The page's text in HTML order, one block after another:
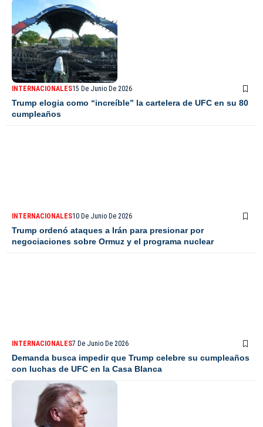
INTERNACIONALES15 De Junio De 2026
Trump elogia como “increíble” la cartelera de UFC en su 80
cumpleaños
INTERNACIONALES10 De Junio De 2026
Trump ordenó ataques a Irán para presionar por
negociaciones sobre Ormuz y el programa nuclear
INTERNACIONALES7 De Junio De 2026
Demanda busca impedir que Trump celebre su cumpleaños
con luchas de UFC en la Casa Blanca